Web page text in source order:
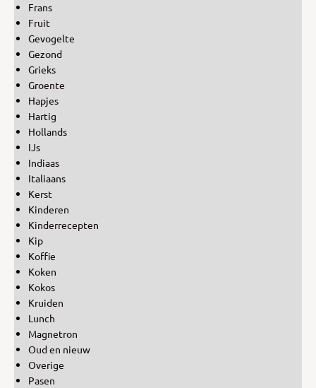
Frans
Fruit
Gevogelte
Gezond
Grieks
Groente
Hapjes
Hartig
Hollands
IJs
Indiaas
Italiaans
Kerst
Kinderen
Kinderrecepten
Kip
Koffie
Koken
Kokos
Kruiden
Lunch
Magnetron
Oud en nieuw
Overige
Pasen